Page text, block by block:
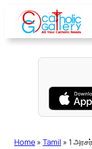
content
Home » Tamil » 1